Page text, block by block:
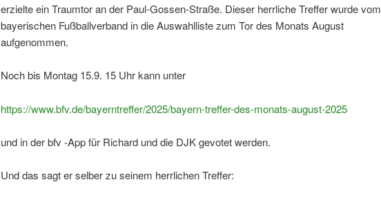
erzielte ein Traumtor an der Paul-Gossen-Straße. Dieser herrliche Treffer wurde vom
bayerischen Fußballverband in die Auswahlliste zum Tor des Monats August
aufgenommen.
Noch bis Montag 15.9. 15 Uhr kann unter
https://www.bfv.de/bayerntreffer/2025/bayern-treffer-des-monats-august-2025
und in der bfv -App für Richard und die DJK gevotet werden.
Und das sagt er selber zu seinem herrlichen Treffer: